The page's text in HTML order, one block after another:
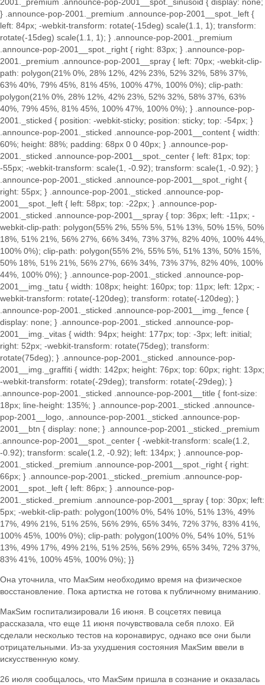
Она уточнила, что МакSим необходимо время на физическое
восстановление. Пока артистка не готова к публичному вниманию.
МакSим госпитализировали 16 июня. В соцсетях певица
рассказала, что еще 11 июня почувствовала себя плохо. Ей
сделали несколько тестов на коронавирус, однако все они были
отрицательными. Из-за ухудшения состояния МакSим ввели в
искусственную кому.
26 июля сообщалось, что МакSим пришла в сознание и оказалась